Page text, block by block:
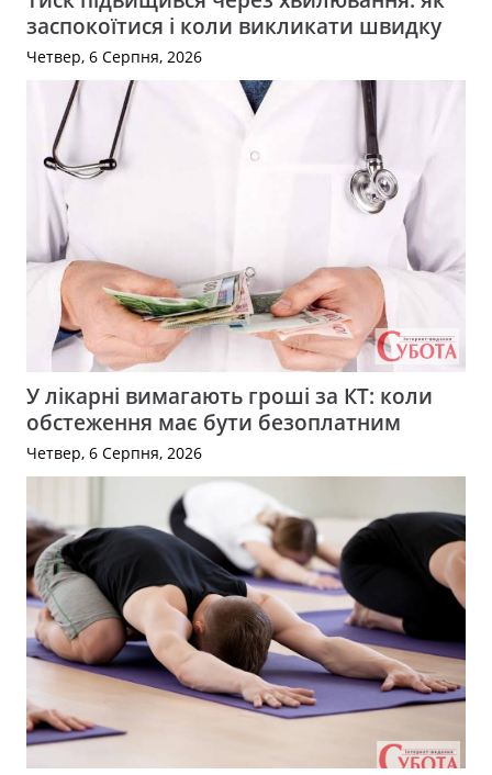
заспокоїтися і коли викликати швидку
Четвер, 6 Серпня, 2026
У лікарні вимагають гроші за КТ: коли
обстеження має бути безоплатним
Четвер, 6 Серпня, 2026